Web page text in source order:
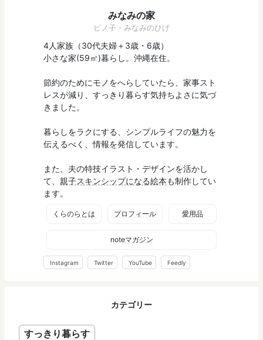
みなみの家
ピノ子・みなみのひげ
4人家族（30代夫婦＋3歳・6歳）
小さな家(59㎡)暮らし。沖縄在住。
節約のためにモノをへらしていたら、家事スト
レスが減り、すっきり暮らす気持ちよさに気づ
きました。
暮らしをラクにする、シンプルライフの魅力を
伝えるべく、情報を発信しています。
また、夫の特技イラスト・デザインを活かし
て、 親子スキンシップになる絵本も制作してい
ます。
くらのらとは プロフィール 愛用品
noteマガジン
Instagram Twitter YouTube Feedly
カテゴリー
すっきり暮らす